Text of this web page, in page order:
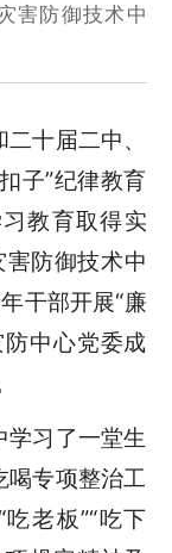
害防御技术中
十届二中、
子”纪律教育
教育取得实
防御技术中
干部开展“廉
中心党委成
习了一堂生
专项整治工
老板”“吃下